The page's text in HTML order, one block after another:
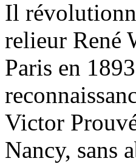
Il
relieur René
Paris en
Victor
Nancy, sans